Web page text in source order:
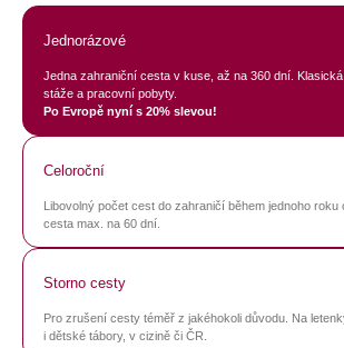
Jednorázové
Jedna zahraniční cesta v kuse, až na 360 dní.
stáže a pracovní pobyty.
Po Evropě nyní s 20% slevou!
Celoroční
Libovolný počet cest do zahraničí během jednoho roku
cesta max. na 60 dní.
Storno cesty
Pro zrušení cesty téměř z jakéhokoli důvodu. Na
i dětské tábory, v cizině či ČR.